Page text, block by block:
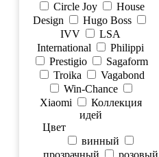
Circle Joy
House
Design
Hugo Boss
IVV
LSA
International
Philippi
Prestigio
Sagaform
Troika
Vagabond
Win-Chance
Xiaomi
Коллекция
идей
Цвет
винный
прозрачный
розовый